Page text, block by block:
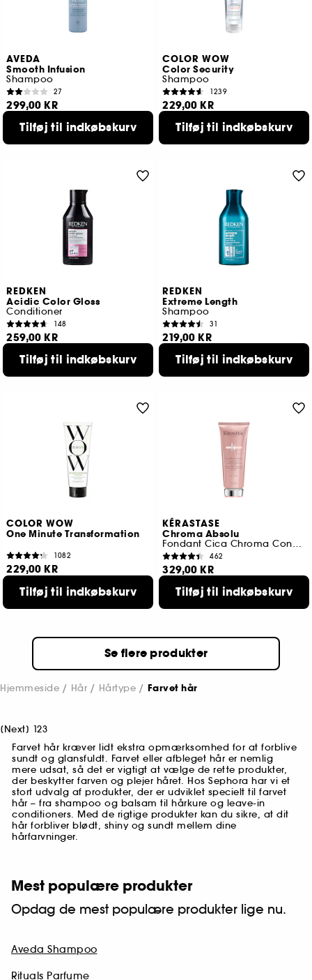
AVEDA
Smooth Infusion
Shampoo
27
299,00 KR
Tilføj til indkøbskurv
COLOR WOW
Color Security
Shampoo
1239
229,00 KR
Tilføj til indkøbskurv
REDKEN
Acidic Color Gloss
Conditioner
148
259,00 KR
Tilføj til indkøbskurv
REDKEN
Extreme Length
Shampoo
31
219,00 KR
Tilføj til indkøbskurv
COLOR WOW
One Minute Transformation
1082
229,00 KR
Tilføj til indkøbskurv
KÉRASTASE
Chroma Absolu
Fondant Cica Chroma Conditioner
462
329,00 KR
Tilføj til indkøbskurv
Se flere produkter
Hjemmeside Hår Hårtype Farvet hår
[Next] 123
Farvet hår kræver lidt ekstra opmærksomhed for at forblive
sundt og glansfuldt. Farvet eller afbleget hår er nemlig
mere udsat, så det er vigtigt at vælge de rette produkter,
der beskytter farven og plejer håret. Hos Sephora har vi et
stort udvalg af produkter, der er udviklet specielt til farvet
hår – fra shampoo og balsam til hårkure og leave-in
conditioners. Med de rigtige produkter kan du sikre, at dit
hår forbliver blødt, shiny og sundt mellem dine
hårfarvninger.
Mest populære produkter
Opdag de mest populære produkter lige nu.
Aveda Shampoo
Rituals Parfume